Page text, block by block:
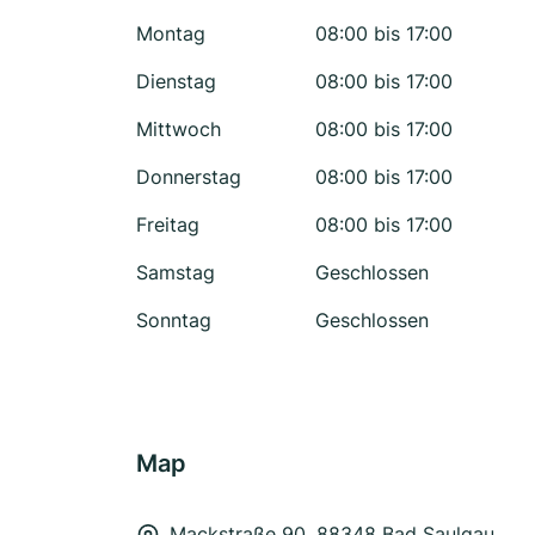
Montag
08:00 bis 17:00
Dienstag
08:00 bis 17:00
Mittwoch
08:00 bis 17:00
Donnerstag
08:00 bis 17:00
Freitag
08:00 bis 17:00
Samstag
Geschlossen
Sonntag
Geschlossen
Map